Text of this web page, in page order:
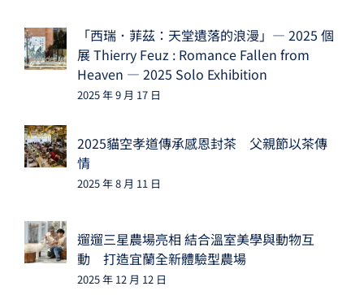
「西瑞．菲茲：天堂遺落的浪漫」— 2025 個
展 Thierry Feuz : Romance Fallen from
Heaven — 2025 Solo Exhibition
2025 年 9 月 17 日
2025貓空孝道傳承感恩封茶 父親節以茶傳
情
2025 年 8 月 11 日
遛遛三星農場亮相 結合溫室美學與動物互
動 打造宜蘭全新體驗型農場
2025 年 12 月 12 日